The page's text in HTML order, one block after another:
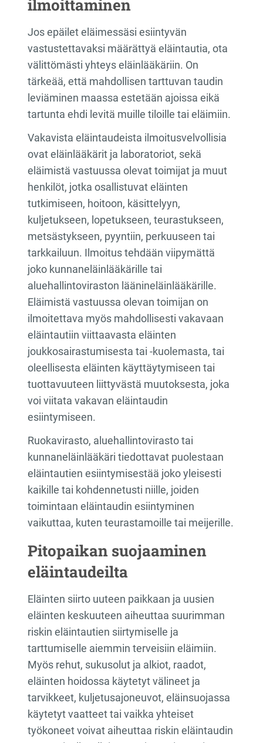
ilmoittaminen
Jos epäilet eläimessäsi esiintyvän
vastustettavaksi määrättyä eläintautia, ota
välittömästi yhteys eläinlääkäriin. On
tärkeää, että mahdollisen tarttuvan taudin
leviäminen maassa estetään ajoissa eikä
tartunta ehdi levitä muille tiloille tai eläimiin.
Vakavista eläintaudeista ilmoitusvelvollisia
ovat eläinlääkärit ja laboratoriot, sekä
eläimistä vastuussa olevat toimijat ja muut
henkilöt, jotka osallistuvat eläinten
tutkimiseen, hoitoon, käsittelyyn,
kuljetukseen, lopetukseen, teurastukseen,
metsästykseen, pyyntiin, perkuuseen tai
tarkkailuun. Ilmoitus tehdään viipymättä
joko kunnaneläinlääkärille tai
aluehallintoviraston läänineläinlääkärille.
Eläimistä vastuussa olevan toimijan on
ilmoitettava myös mahdollisesti vakavaan
eläintautiin viittaavasta eläinten
joukkosairastumisesta tai -kuolemasta, tai
oleellisesta eläinten käyttäytymiseen tai
tuottavuuteen liittyvästä muutoksesta, joka
voi viitata vakavan eläintaudin
esiintymiseen.
Ruokavirasto, aluehallintovirasto tai
kunnaneläinlääkäri tiedottavat puolestaan
eläintautien esiintymisestää joko yleisesti
kaikille tai kohdennetusti niille, joiden
toimintaan eläintaudin esiintyminen
vaikuttaa, kuten teurastamoille tai meijerille.
Pitopaikan suojaaminen
eläintaudeilta
Eläinten siirto uuteen paikkaan ja uusien
eläinten keskuuteen aiheuttaa suurimman
riskin eläintautien siirtymiselle ja
tarttumiselle aiemmin terveisiin eläimiin.
Myös rehut, sukusolut ja alkiot, raadot,
eläinten hoidossa käytetyt välineet ja
tarvikkeet, kuljetusajoneuvot, eläinsuojassa
käytetyt vaatteet tai vaikka yhteiset
työkoneet voivat aiheuttaa riskin eläintaudin